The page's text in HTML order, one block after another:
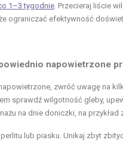
1–3 tygodnie . Przecieraj liście
ograniczać efektywność
napowietrzone
zwróć uwagę na
sprawdź wilgotność gleby,
na dnie doniczki, na przykład
lub piasku. Unikaj zbyt